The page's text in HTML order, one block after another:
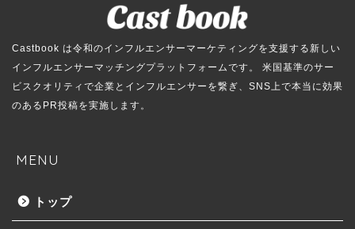
Castbook は令和のインフルエンサーマーケティングを支援する新しい
インフルエンサーマッチングプラットフォームです。 米国基準のサー
ビスクオリティで企業とインフルエンサーを繋ぎ、SNS上で本当に効果
のあるPR投稿を実施します。
MENU
トップ